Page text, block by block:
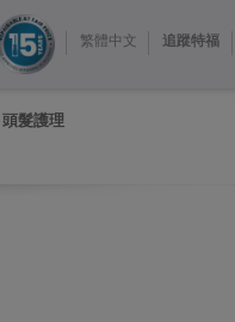
繁體中文 追蹤特福
頭髮護理